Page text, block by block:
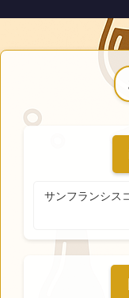
サンフランシス